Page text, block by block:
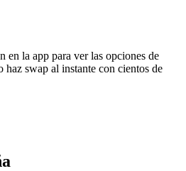
en la app para ver las opciones de
swap al instante con cientos de